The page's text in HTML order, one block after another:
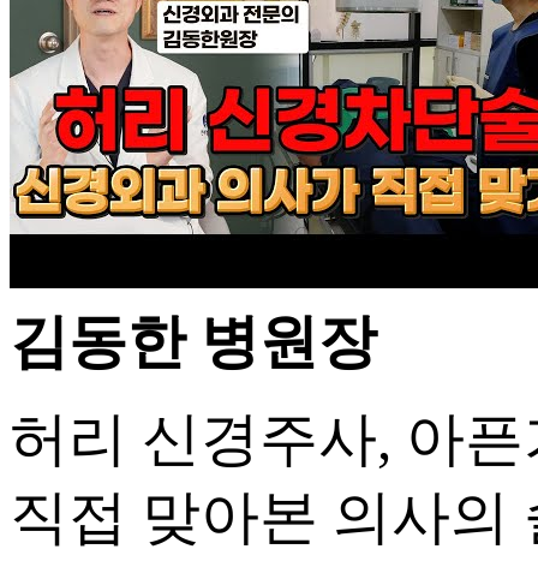
김동한 병원장
허리 신경주사, 아픈
직접 맞아본 의사의